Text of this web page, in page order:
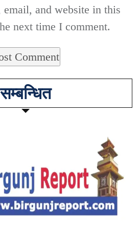
email, and website in this
next time I comment.
सम्बन्धित